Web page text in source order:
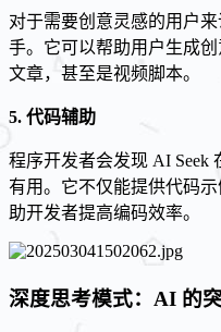
对于需要创意灵感的用户
手。它可以帮助用户生成
文章，甚至是视频脚本。
5. 代码辅助
程序开发者会发现 AI Seek
有用。它不仅能提供代码
助开发者提高编码效率。
深度思考模式：AI 的